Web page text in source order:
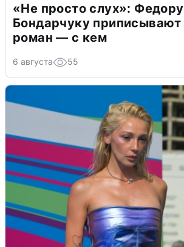
«Не просто слух»: Федору
Бондарчуку
роман — с кем
6 августа 55